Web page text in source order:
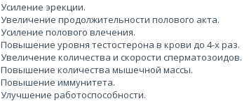
Усиление эрекции.
Увеличение продолжительности полового акта.
Усиление полового влечения.
Повышение уровня тестостерона в крови до 4-х раз.
Увеличение количества и скорости сперматозоидов.
Повышение количества мышечной массы.
Повышение иммунитета.
Улучшение работоспособности.